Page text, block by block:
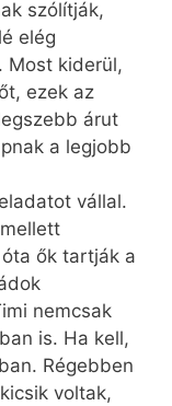
szólítják,
elég
Most kiderül,
ezek az
árut
a legjobb
vállal.
ők tartják a
nemcsak
is. Ha kell,
Régebben
voltak,